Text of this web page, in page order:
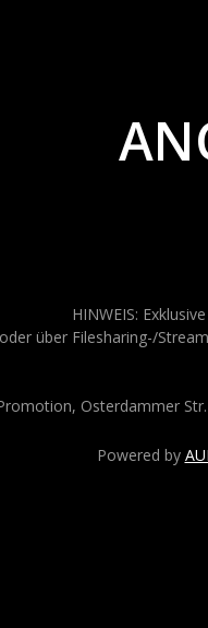
HINWEIS:
über Filesharing-/
Osterdammer
Powered by